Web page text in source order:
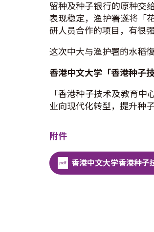
留种及种子银行的原种交
表现稳定，渔护署遂将「
研人员合作的项目，有很
这次中大与渔护署的水稻
香港中文大学「香港种子
「香港种子技术及教育
业向现代化转型，提升种
附件
香港中文大学香港种子